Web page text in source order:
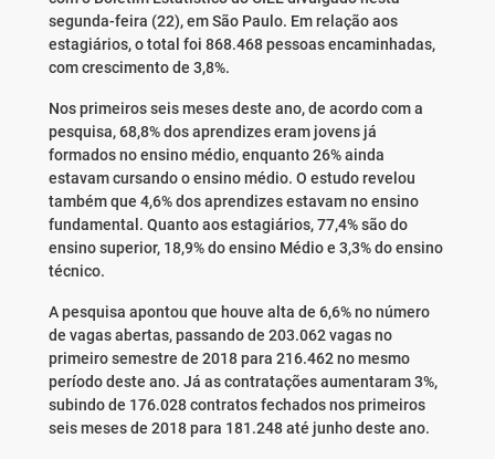
segunda-feira (22), em São Paulo. Em relação aos
estagiários, o total foi 868.468 pessoas encaminhadas,
com crescimento de 3,8%.
Nos primeiros seis meses deste ano, de acordo com a
pesquisa, 68,8% dos aprendizes eram jovens já
formados no ensino médio, enquanto 26% ainda
estavam cursando o ensino médio. O estudo revelou
também que 4,6% dos aprendizes estavam no ensino
fundamental. Quanto aos estagiários, 77,4% são do
ensino superior, 18,9% do ensino Médio e 3,3% do ensino
técnico.
A pesquisa apontou que houve alta de 6,6% no número
de vagas abertas, passando de 203.062 vagas no
primeiro semestre de 2018 para 216.462 no mesmo
período deste ano. Já as contratações aumentaram 3%,
subindo de 176.028 contratos fechados nos primeiros
seis meses de 2018 para 181.248 até junho deste ano.